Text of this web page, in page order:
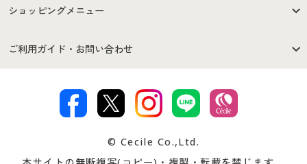
はじめての方へ
セシールご利用規約
著作権・商標について 会社案内
ショッピングメニュー
商品カテゴリ
ご利用ガイド・お問い合わせ
交換・返品は お支払は
© Cecile Co.,Ltd.